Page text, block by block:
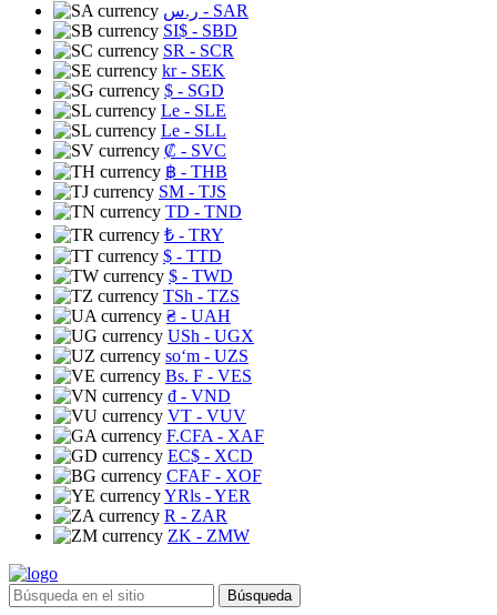
ر.س - SAR
SI$ - SBD
SR - SCR
kr- SEK
$ - SGD
Le - SLE
Le - SLL
₡ - SVC
฿ - THB
ЅМ - TJS
TD - TND
₺ - TRY
$ - TTD
$ - TWD
TSh - TZS
₴ - UAH
USh - UGX
soʻm - UZS
Bs. F - VES
₫ - VND
VT - VUV
F.CFA - XAF
EC$ - XCD
CFAF - XOF
YRls - YER
R - ZAR
ZK - ZMW
Búsqueda